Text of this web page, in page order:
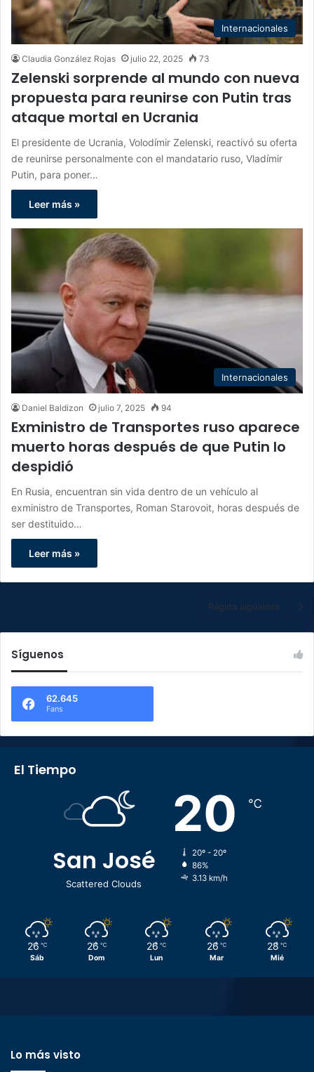
Internacionales
Claudia González Rojas julio 22, 2025 73
Zelenski sorprende al mundo con nueva
propuesta para reunirse con Putin tras
ataque mortal en Ucrania
El presidente de Ucrania, Volodímir Zelenski, reactivó su oferta
de reunirse personalmente con el mandatario ruso, Vladímir
Putin, para poner…
Leer más »
Internacionales
Daniel Baldizon julio 7, 2025 94
Exministro de Transportes ruso aparece
muerto horas después de que Putin lo
despidió
En Rusia, encuentran sin vida dentro de un vehículo al
exministro de Transportes, Roman Starovoit, horas después de
ser destituido…
Leer más »
Página siguiente
Síguenos
62.645
Fans
El Tiempo
San José
Scattered Clouds
20 ℃
20º - 20º
86%
3.13 km/h
26 ℃
Sáb
26 ℃
Dom
26 ℃
Lun
26 ℃
Mar
28 ℃
Mié
Lo más visto